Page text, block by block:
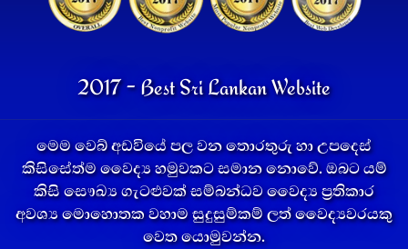
2017 - Best Sri Lankan Website
මෙම වෙබ් අඩවියේ පල වන තොරතුරු හා උපදෙස්
කිසිසේත්ම වෛද්‍ය හමුවකට සමාන නොවේ. ඔබට යම්
කිසි සෞඛ්‍ය ගැටළුවක් සම්බන්ධව වෛද්‍ය ප්‍රතිකාර
අවශ්‍ය මොහොතක වහාම සුදුසුම්කම් ලත් වෛද්‍යවරයකු
වෙත යොමුවන්න.